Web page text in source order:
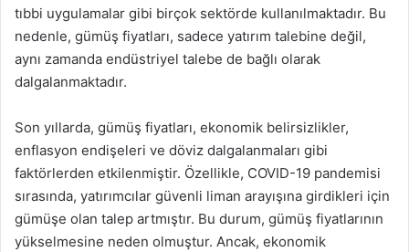
tıbbi uygulamalar gibi birçok sektörde kullanılmaktadır. Bu
nedenle, gümüş fiyatları, sadece yatırım talebine değil,
aynı zamanda endüstriyel talebe de bağlı olarak
dalgalanmaktadır.
Son yıllarda, gümüş fiyatları, ekonomik belirsizlikler,
enflasyon endişeleri ve döviz dalgalanmaları gibi
faktörlerden etkilenmiştir. Özellikle, COVID-19 pandemisi
sırasında, yatırımcılar güvenli liman arayışına girdikleri için
gümüşe olan talep artmıştır. Bu durum, gümüş fiyatlarının
yükselmesine neden olmuştur. Ancak, ekonomik